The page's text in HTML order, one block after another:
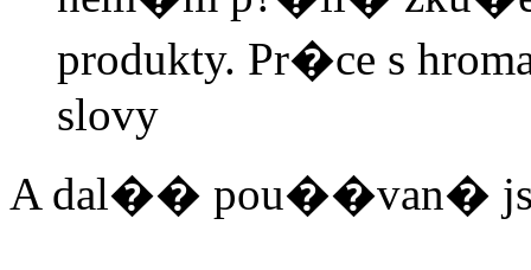
produkty. Pr�ce s
slovy
A dal�� pou��van�